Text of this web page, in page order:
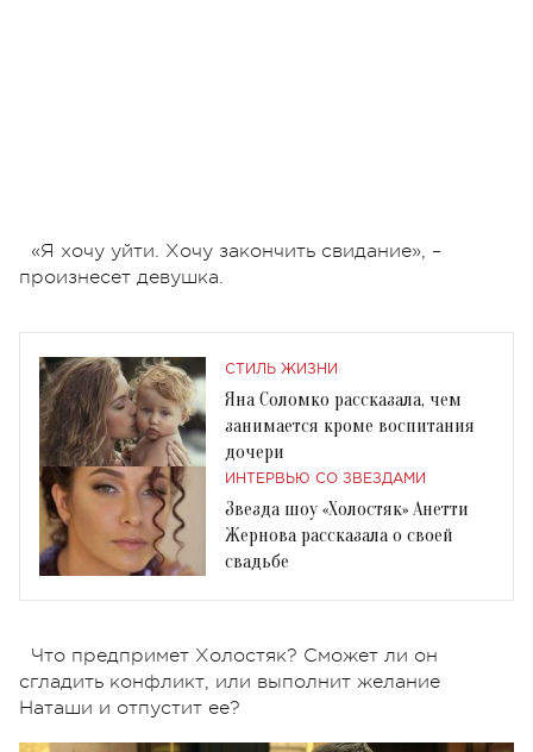
«Я хочу уйти. Хочу закончить свидание», –
произнесет девушка.
СТИЛЬ ЖИЗНИ
Яна Соломко рассказала, чем
занимается кроме воспитания
дочери
ИНТЕРВЬЮ СО ЗВЕЗДАМИ
Звезда шоу «Холостяк» Анетти
Жернова рассказала о своей
свадьбе
Что предпримет Холостяк? Сможет ли он
сгладить конфликт, или выполнит желание
Наташи и отпустит ее?